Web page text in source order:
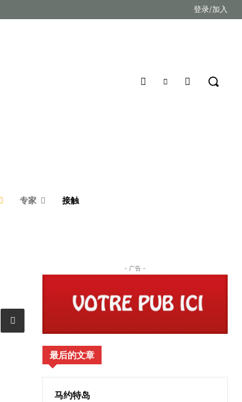
登录/加入
专家 接触
- 广告 -
最后的文章
马约特岛